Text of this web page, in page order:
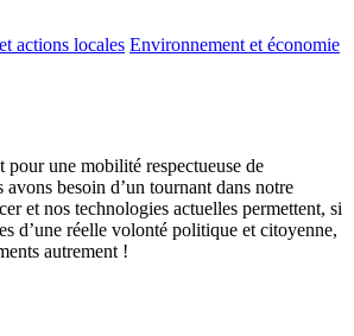
actions locales Environnement et économie
pour une mobilité respectueuse de
besoin d’un tournant dans notre
et nos technologies actuelles permettent, si
d’une réelle volonté politique et citoyenne,
autrement !